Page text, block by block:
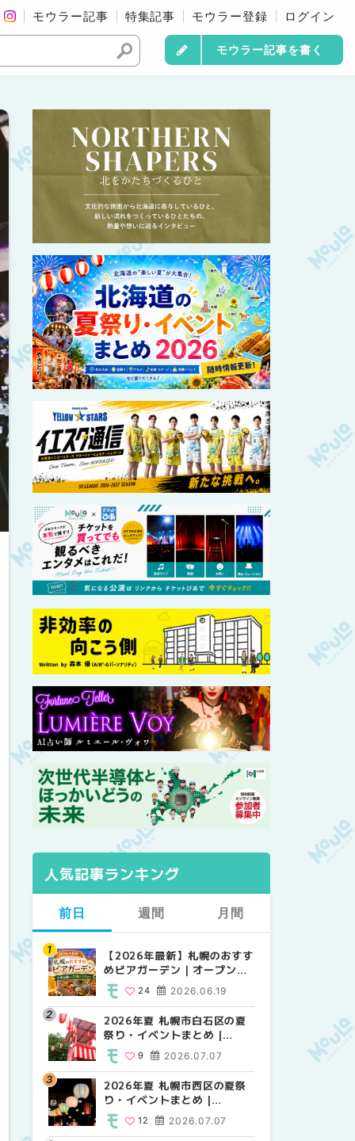
モウラー記事 特集記事 モウラー登録 ログイン
モウラー記事を書く
人気記事ランキング
前日
【2026年最新】札幌のおすす
めビアガーデン｜オープン日
順に徹底紹介！大通公園から
穴場テラスまで | MouLa
HOKKAIDO
2026.06.19
24
2026年夏 札幌市白石区の夏
祭り・イベントまとめ |
MouLa HOKKAIDO
2026.07.07
9
2026年夏 札幌市西区の夏祭
り・イベントまとめ |
MouLa HOKKAIDO
2026.07.07
12
週間
【2026年最新】札幌のおすす
めビアガーデン｜オープン日
穴場テラスまで | MouLa
HOKKAIDO
24
2026年夏 札幌市西区の夏祭
り・イベントまとめ |
12
2026年夏 札幌市北区の夏祭
り・イベントまとめ |
9
月間
【2026年最新】札幌のおすす
めビアガーデン｜オープン日
穴場テラスまで | MouLa
HOKKAIDO
24
2026年夏 札幌市北区の夏祭
り・イベントまとめ |
9
2026年夏 札幌市白石区の夏
祭り・イベントまとめ |
9